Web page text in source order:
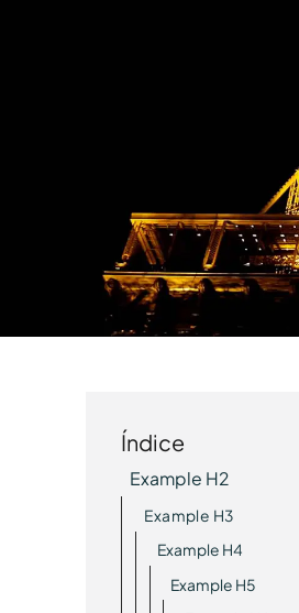
Índice
Example H2
Example H3
Example H4
Example H5